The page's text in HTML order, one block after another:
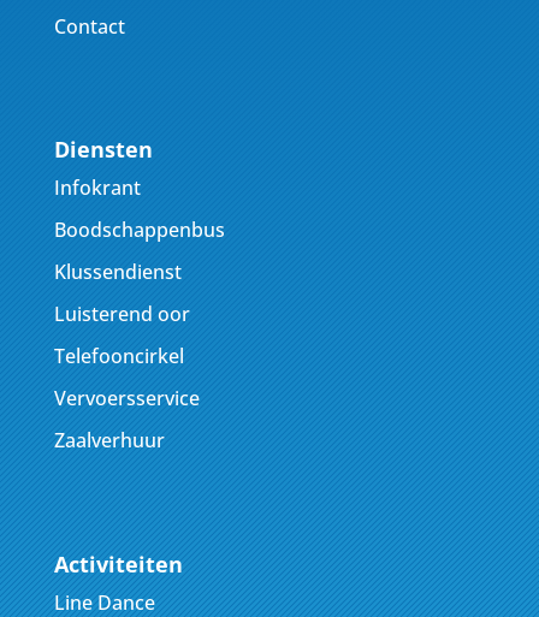
Contact
Diensten
Infokrant
Boodschappenbus
Klussendienst
Luisterend oor
Telefooncirkel
Vervoersservice
Zaalverhuur
Activiteiten
Line Dance